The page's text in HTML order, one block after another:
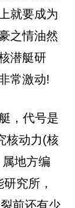
就要成为
之情油然
潜艇研
常激动!
，代号是
核动力(核
地方编
究所，
前还有少